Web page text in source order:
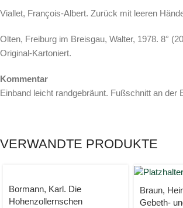
Viallet, François-Albert. Zurück mit leeren
Olten, Freiburg im Breisgau, Walter, 1978. 8°
Original-Kartoniert.
Kommentar
Einband leicht randgebräunt. Fußschnitt an der
VERWANDTE PRODUKTE
Bormann, Karl. Die
Hohenzollernschen
Braun,
Gebeth-